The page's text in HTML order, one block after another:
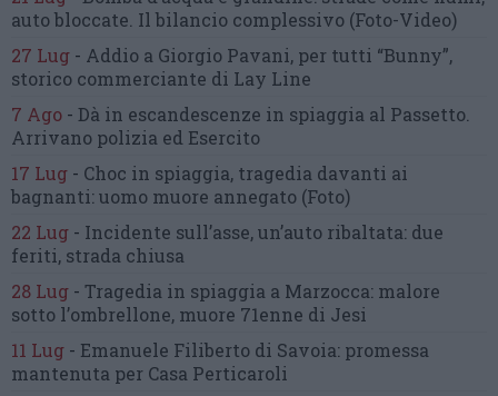
auto bloccate. Il bilancio complessivo (Foto-Video)
27 Lug - Addio a Giorgio Pavani, per tutti “Bunny”,
storico commerciante di Lay Line
7 Ago - Dà in escandescenze in spiaggia al Passetto.
Arrivano polizia ed Esercito
17 Lug - Choc in spiaggia, tragedia davanti ai
bagnanti:uomo muore annegato (Foto)
22 Lug - Incidente sull’asse, un’auto ribaltata: due
feriti, strada chiusa
28 Lug - Tragedia in spiaggia a Marzocca: malore
sotto l’ombrellone, muore 71enne di Jesi
11 Lug - Emanuele Filiberto di Savoia: promessa
mantenuta per Casa Perticaroli